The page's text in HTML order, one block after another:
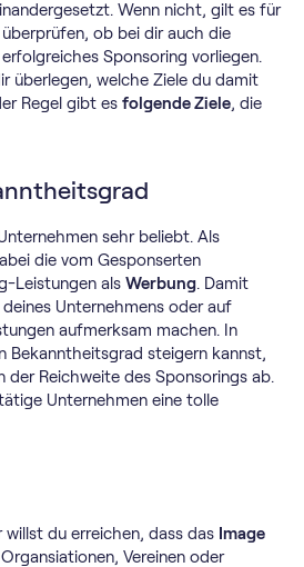
Wenn nicht, gilt es für
ob bei dir auch die
Sponsoring vorliegen.
überlegen, welche Ziele du damit
Regel gibt es folgende Ziele, die
sehr beliebt. Als
die vom Gesponserten
Leistungen als Werbung. Damit
Unternehmens oder auf
aufmerksam machen. In
Bekanntheitsgrad steigern kannst,
der Reichweite des Sponsorings ab.
Unternehmen eine tolle
du erreichen, dass das Image
Vereinen oder